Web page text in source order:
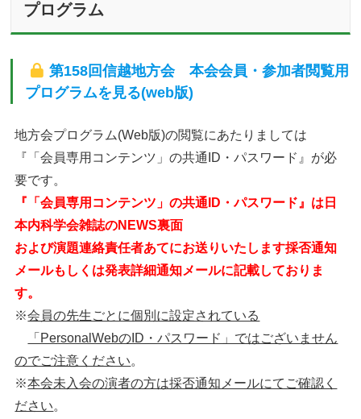
プログラム
第158回信越地方会 本会会員・参加者閲覧用
プログラムを見る(web版)
地方会プログラム(Web版)の閲覧にあたりましては
『「会員専用コンテンツ」の共通ID・パスワード』が必
要です。
『「会員専用コンテンツ」の共通ID・パスワード』は日
本内科学会雑誌のNEWS裏面
および演題連絡責任者あてにお送りいたします採否通知
メールもしくは発表詳細通知メールに記載しておりま
す。
※会員の先生ごとに個別に設定されている
「PersonalWebのID・パスワード」ではございません
のでご注意ください。
※本会未入会の演者の方は採否通知メールにてご確認く
ださい。